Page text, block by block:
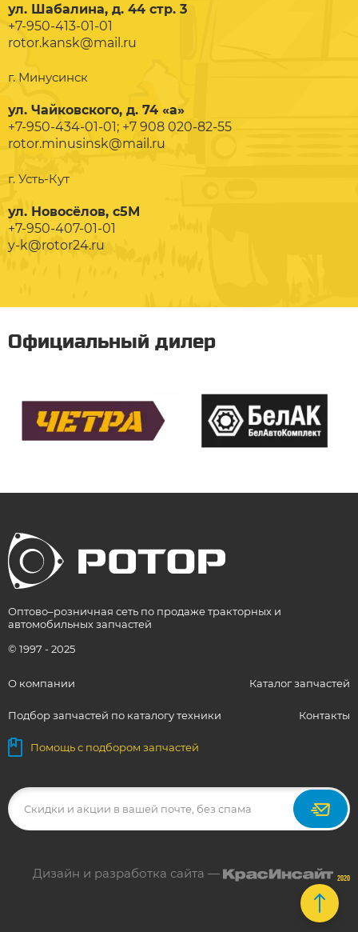
ул. Шабалина, д. 44 стр. 3
+7-950-413-01-01
rotor.kansk@mail.ru
г. Минусинск
ул. Чайковского, д. 74 «а»
+7-950-434-01-01; +7 908 020-82-55
rotor.minusinsk@mail.ru
г. Усть-Кут
ул. Новосёлов, с5М
+7-950-407-01-01
y-k@rotor24.ru
Официальный дилер
Оптово–розничная сеть по продаже тракторных и
автомобильных запчастей
© 1997 - 2025
О компании Каталог запчастей
Подбор запчастей по каталогу техники Контакты
Помощь с подбором запчастей
Дизайн и разработка сайта — 2020